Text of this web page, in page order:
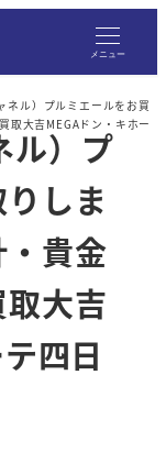
メニュー
ネル）プルミエールをお買
取大吉MEGAドン・キホー
ル）プ
しま
貴金
大吉
四日